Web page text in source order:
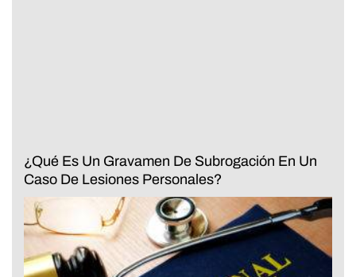
¿Qué Es Un Gravamen De Subrogación En Un
Caso De Lesiones Personales?